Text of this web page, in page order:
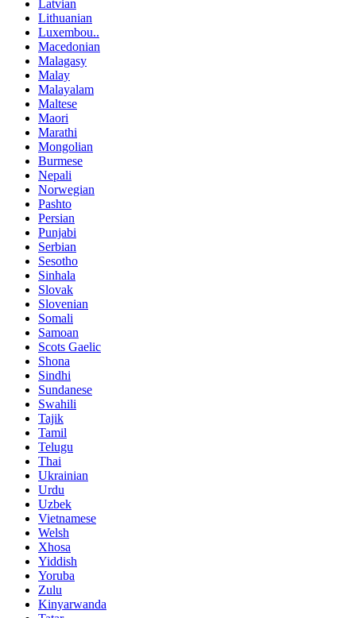
Latvian
Lithuanian
Luxembou..
Macedonian
Malagasy
Malay
Malayalam
Maltese
Maori
Marathi
Mongolian
Burmese
Nepali
Norwegian
Pashto
Persian
Punjabi
Serbian
Sesotho
Sinhala
Slovak
Slovenian
Somali
Samoan
Scots Gaelic
Shona
Sindhi
Sundanese
Swahili
Tajik
Tamil
Telugu
Thai
Ukrainian
Urdu
Uzbek
Vietnamese
Welsh
Xhosa
Yiddish
Yoruba
Zulu
Kinyarwanda